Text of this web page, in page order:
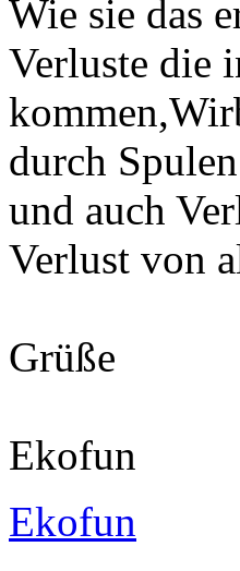
Wie sie das
Verluste die
durch
und auch
Verlust von
Grüße
Ekofun
Ekofun